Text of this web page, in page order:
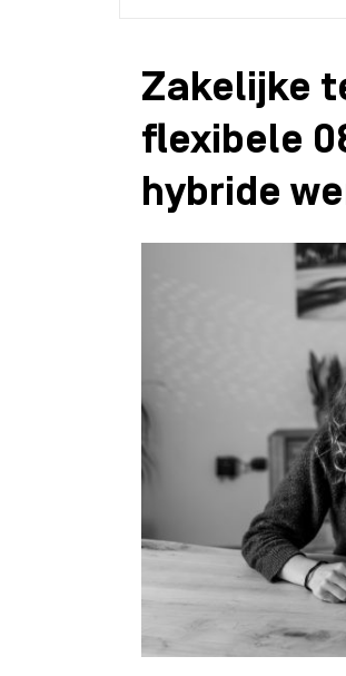
Zakelijke
flexibele
hybride